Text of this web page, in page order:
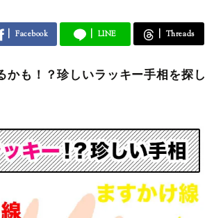
Facebook LINE Threads
かも！？珍しいラッキー手相を探し